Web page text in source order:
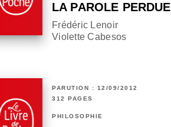
LA PAROLE PERDUE
Frédéric Lenoir
Violette Cabesos
PARUTION : 12/09/2012
312 PAGES
PHILOSOPHIE